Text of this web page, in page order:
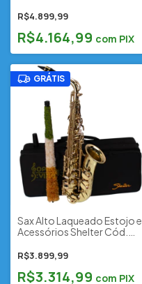
Modelo)
R$4.899,99
R$4.164,99 com PIX
GRÁTIS
Sax Alto Laqueado Estojo e
Acessórios Shelter Cód.
R$3.899,99
R$3.314,99 com PIX